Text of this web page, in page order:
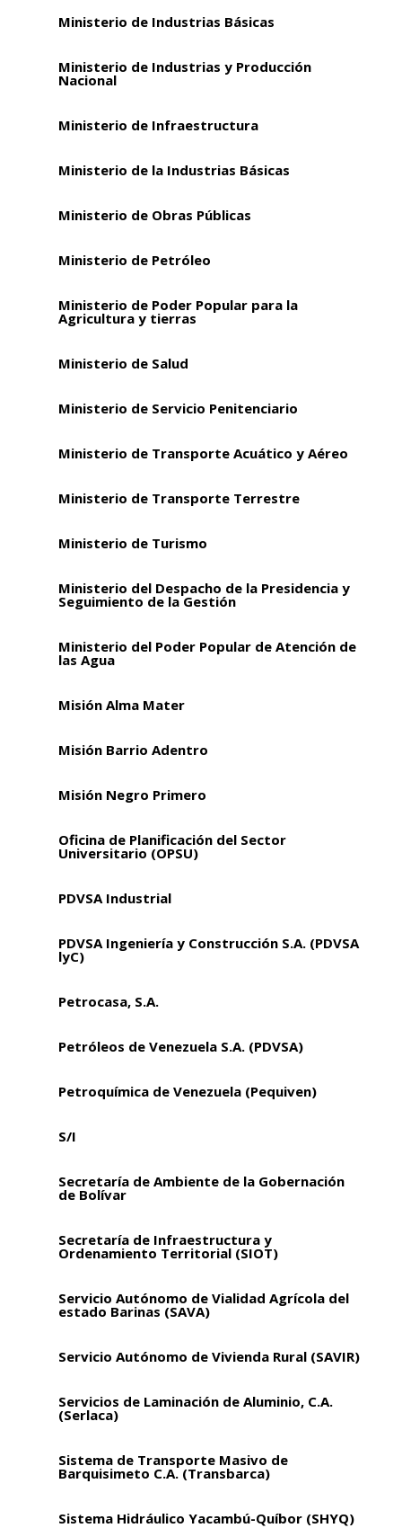
Ministerio de Industrias Básicas
Ministerio de Industrias y Producción
Nacional
Ministerio de Infraestructura
Ministerio de la Industrias Básicas
Ministerio de Obras Públicas
Ministerio de Petróleo
Ministerio de Poder Popular para la
Agricultura y tierras
Ministerio de Salud
Ministerio de Servicio Penitenciario
Ministerio de Transporte Acuático y Aéreo
Ministerio de Transporte Terrestre
Ministerio de Turismo
Ministerio del Despacho de la Presidencia y
Seguimiento de la Gestión
Ministerio del Poder Popular de Atención de
las Agua
Misión Alma Mater
Misión Barrio Adentro
Misión Negro Primero
Oficina de Planificación del Sector
Universitario (OPSU)
PDVSA Industrial
PDVSA Ingeniería y Construcción S.A. (PDVSA
lyC)
Petrocasa, S.A.
Petróleos de Venezuela S.A. (PDVSA)
Petroquímica de Venezuela (Pequiven)
S/I
Secretaría de Ambiente de la Gobernación
de Bolívar
Secretaría de Infraestructura y
Ordenamiento Territorial (SIOT)
Servicio Autónomo de Vialidad Agrícola del
estado Barinas (SAVA)
Servicio Autónomo de Vivienda Rural (SAVIR)
Servicios de Laminación de Aluminio, C.A.
(Serlaca)
Sistema de Transporte Masivo de
Barquisimeto C.A. (Transbarca)
Sistema Hidráulico Yacambú-Quíbor (SHYQ)